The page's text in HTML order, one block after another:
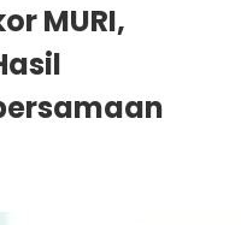
MURI,